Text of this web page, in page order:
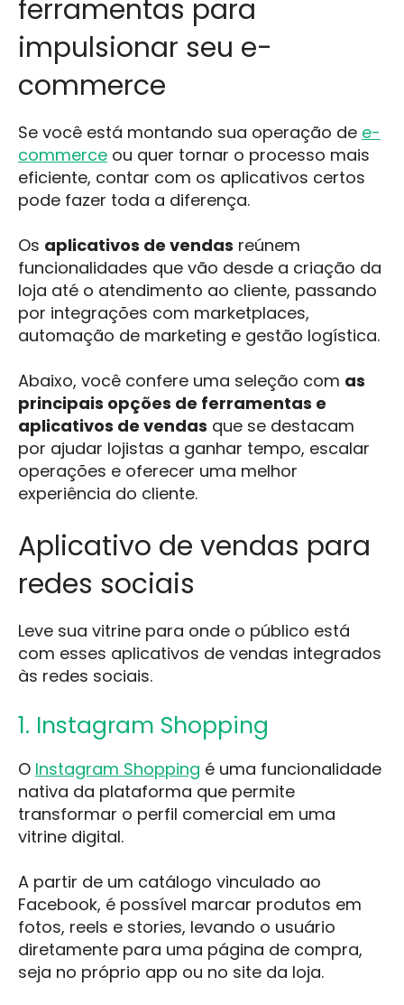
ferramentas para
impulsionar seu e-
commerce
Se você está montando sua operação de e-
commerce ou quer tornar o processo mais
eficiente, contar com os aplicativos certos
pode fazer toda a diferença.
Os aplicativos de vendas reúnem
funcionalidades que vão desde a criação da
loja até o atendimento ao cliente, passando
por integrações com marketplaces,
automação de marketing e gestão logística.
Abaixo, você confere uma seleção com as
principais opções de ferramentas e
aplicativos de vendas que se destacam
por ajudar lojistas a ganhar tempo, escalar
operações e oferecer uma melhor
experiência do cliente.
Aplicativo de vendas para
redes sociais
Leve sua vitrine para onde o público está
com esses aplicativos de vendas integrados
às redes sociais.
1. Instagram Shopping
O Instagram Shopping é uma funcionalidade
nativa da plataforma que permite
transformar o perfil comercial em uma
vitrine digital.
A partir de um catálogo vinculado ao
Facebook, é possível marcar produtos em
fotos, reels e stories, levando o usuário
diretamente para uma página de compra,
seja no próprio app ou no site da loja.